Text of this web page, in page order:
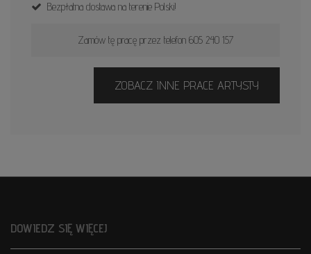
Bezpłatna dostawa na terenie Polski!
Zamów tę pracę przez telefon 605 240 157
ZOBACZ INNE PRACE ARTYSTY
DOWIEDZ SIĘ WIĘCEJ